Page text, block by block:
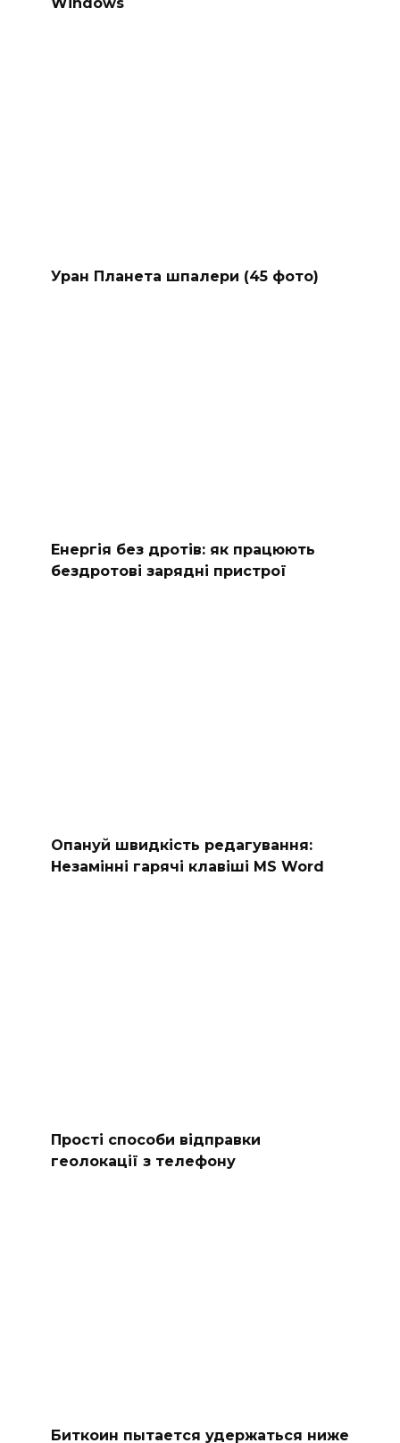
Уран Планета шпалери (45 фото)
Енергія без дротів: як працюють
бездротові зарядні пристрої
Опануй швидкість редагування:
Незамінні гарячі клавіші MS Word
Прості способи відправки
геолокації з телефону
Биткоин пытается удержаться ниже